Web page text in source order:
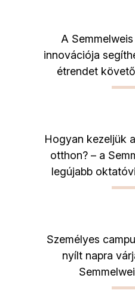
A
innovációja
étrendet
Hogyan kezeljük
otthon? – a
legújabb
Személyes
nyílt napra